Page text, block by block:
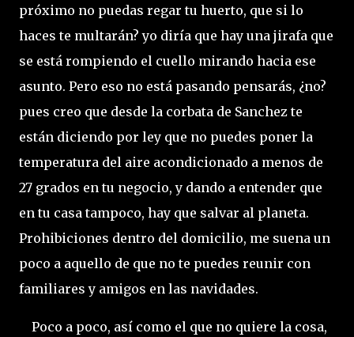
próximo no puedas regar tu huerto, que si lo
haces te multarán? yo diría que hay una jirafa que
se está rompiendo el cuello mirando hacia ese
asunto. Pero eso no está pasando pensarás, ¿no?
pues creo que desde la corbata de Sanchez te
están diciendo por ley que no puedes poner la
temperatura del aire acondicionado a menos de
27 grados en tu negocio, y dando a entender que
en tu casa tampoco, hay que salvar al planeta.
Prohibiciones dentro del domicilio, me suena un
poco a aquello de que no te puedes reunir con
familiares y amigos en las navidades.
Poco a poco, así como el que no quiere la cosa,